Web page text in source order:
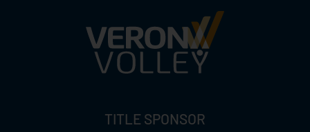
TITLE SPONSOR